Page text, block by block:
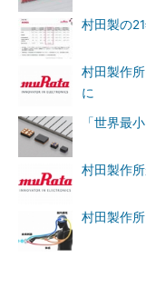
村田製の
村田製作
に
「世界最
村田製作
村田製作